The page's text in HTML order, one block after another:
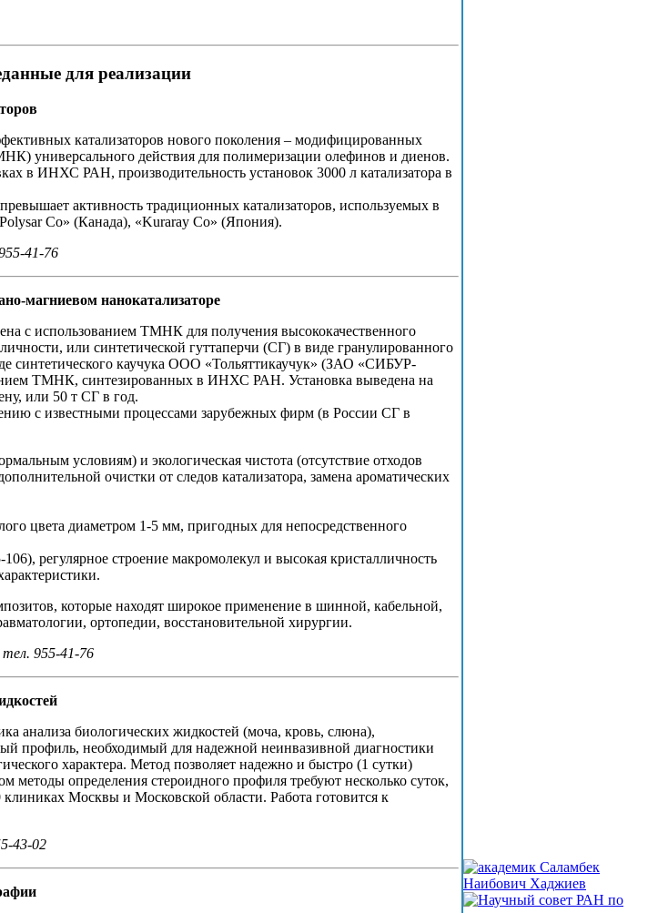
для реализации
катализаторов нового поколения – модифицированных
универсального действия для полимеризации олефинов и диенов.
в ИНХС РАН, производительность установок 3000 л катализатора в
активность традиционных катализаторов, используемых в
Co» (Канада), «Kuraray Co» (Япония).
41-76
магниевом нанокатализаторе
с использованием ТМНК для получения высококачественного
или синтетической гуттаперчи (СГ) в виде гранулированного
синтетического каучука ООО «Тольяттикаучук» (ЗАО «СИБУР-
ТМНК, синтезированных в ИНХС РАН. Установка выведена на
или 50 т СГ в год.
с известными процессами зарубежных фирм (в России СГ в
условиям) и экологическая чистота (отсутствие отходов
очистки от следов катализатора, замена ароматических
цвета диаметром 1-5 мм, пригодных для непосредственного
регулярное строение макромолекул и высокая кристалличность
которые находят широкое применение в шинной, кабельной,
ортопедии, восстановительной хирургии.
955-41-76
анализа биологических жидкостей (моча, кровь, слюна),
профиль, необходимый для надежной неинвазивной диагностики
характера. Метод позволяет надежно и быстро (1 сутки)
методы определения стероидного профиля требуют несколько суток,
Москвы и Московской области. Работа готовится к
43-02